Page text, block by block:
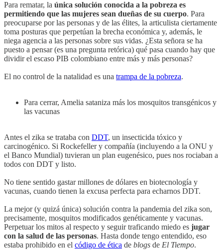
Para rematar, la única solución conocida a la pobreza es
permitiendo que las mujeres sean dueñas de su cuerpo. Para
preocuparse por las personas y de las élites, la articulista ciertamente
toma posturas que perpetúan la brecha económica y, además, le
niega agencia a las personas sobre sus vidas. ¿Esta señora se ha
puesto a pensar (es una pregunta retórica) qué pasa cuando hay que
dividir el escaso PIB colombiano entre más y más personas?
El no control de la natalidad es una trampa de la pobreza.
Para cerrar, Amelia sataniza más los mosquitos transgénicos y
las vacunas
Antes el zika se trataba con DDT, un insecticida tóxico y
carcinogénico. Si Rockefeller y compañía (incluyendo a la ONU y
el Banco Mundial) tuvieran un plan eugenésico, pues nos rociaban a
todos con DDT y listo.
No tiene sentido gastar millones de dólares en biotecnología y
vacunas, cuando tienen la excusa perfecta para echarnos DDT.
La mejor (y quizá única) solución contra la pandemia del zika son,
precisamente, mosquitos modificados genéticamente y vacunas.
Perpetuar los mitos al respecto y seguir traficando miedo es jugar
con la salud de las personas. Hasta donde tengo entendido, eso
estaba prohibido en el código de ética de blogs de El Tiempo.